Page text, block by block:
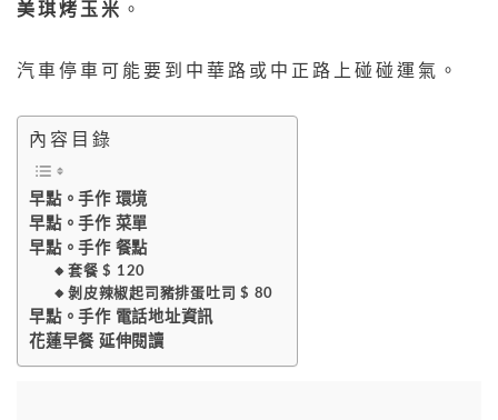
美琪烤玉米 。
汽車停車可能要到中華路或中正路上碰碰運氣。
內容目錄
早點。手作 環境
早點。手作 菜單
早點。手作 餐點
🔸️套餐 $ 120
🔸️剝皮辣椒起司豬排蛋吐司 $ 80
早點。手作 電話地址資訊
花蓮早餐 延伸閱讀